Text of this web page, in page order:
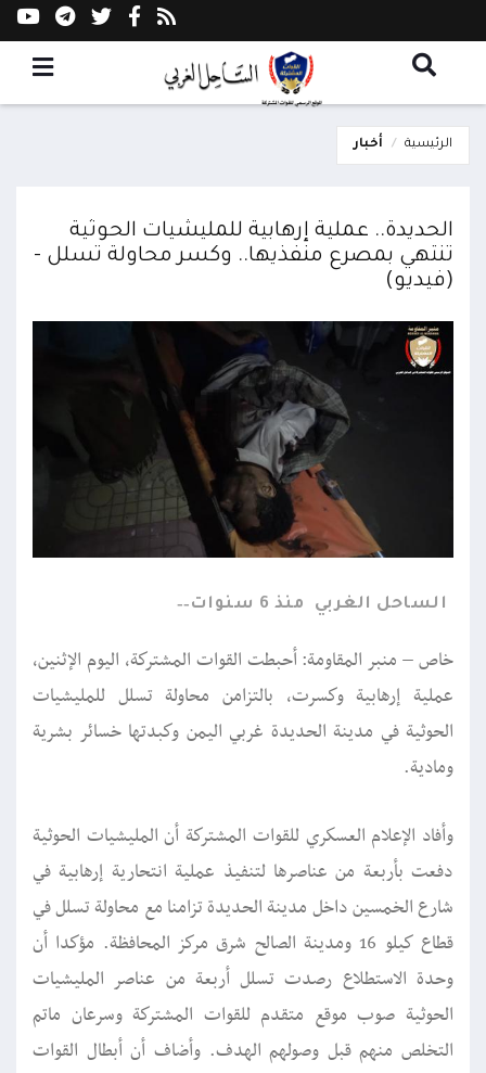
الرئيسية أخبار
الحديدة.. عملية إرهابية للمليشيات الحوثية
تنتهي بمصرع منفذيها.. وكسر محاولة تسلل -
(فيديو)
الساحل الغربي منذ 6 سنوات
خاص – منبر المقاومة: أحبطت القوات المشتركة، اليوم الإثنين،
عملية إرهابية وكسرت، بالتزامن محاولة تسلل للمليشيات
الحوثية في مدينة الحديدة غربي اليمن وكبدتها خسائر بشرية
ومادية.
وأفاد الإعلام العسكري للقوات المشتركة أن المليشيات الحوثية
دفعت بأربعة من عناصرها لتنفيذ عملية انتحارية إرهابية في
شارع الخمسين داخل مدينة الحديدة تزامنا مع محاولة تسلل في
قطاع كيلو 16 ومدينة الصالح شرق مركز المحافظة. مؤكدا أن
وحدة الاستطلاع رصدت تسلل أربعة من عناصر المليشيات
الحوثية صوب موقع متقدم للقوات المشتركة وسرعان ماتم
التخلص منهم قبل وصولهم الهدف. وأضاف أن أبطال القوات